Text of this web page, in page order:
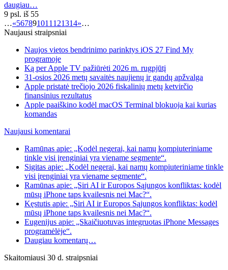
daugiau…
9 psl. iš 55
…«567891011 121314»…
Naujausi straipsniai
Naujos vietos bendrinimo parinktys iOS 27 Find My
programoje
Ką per Apple TV pažiūrėti 2026 m. rugpjūtį
31-osios 2026 metų savaitės naujienų ir gandų apžvalga
Apple pristatė trečiojo 2026 fiskalinių metų ketvirčio
finansinius rezultatus
Apple paaiškino kodėl macOS Terminal blokuoja kai kurias
komandas
Naujausi komentarai
Ramūnas apie: „Kodėl negerai, kai namų kompiuteriniame
tinkle visi įrenginiai yra viename segmente“.
Sigitas apie: „Kodėl negerai, kai namų kompiuteriniame tinkle
visi įrenginiai yra viename segmente“.
Ramūnas apie: „Siri AI ir Europos Sąjungos konfliktas: kodėl
mūsų iPhone taps kvailesnis nei Mac?“.
Kęstutis apie: „Siri AI ir Europos Sąjungos konfliktas: kodėl
mūsų iPhone taps kvailesnis nei Mac?“.
Eugenijus apie: „Skaičiuotuvas integruotas iPhone Messages
programėlėje“.
Daugiau komentarų…
Skaitomiausi 30 d. straipsniai